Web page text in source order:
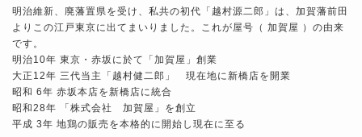
明治維新、廃藩置県を受け、私共の初代「越村源二郎」は、加賀藩前田
よりこの江戸東京に出てまいりました。これが屋号（ 加賀屋 ）の由来
です。
明治10年 東京・赤坂に於て「加賀屋」創業
大正12年 三代当主「越村健二郎」 現在地に新橋店を開業
昭和 6年 赤坂本店を新橋店に統合
昭和28年 「株式会社 加賀屋」を創立
平成 3年 地鶏の販売を本格的に開始し現在に至る